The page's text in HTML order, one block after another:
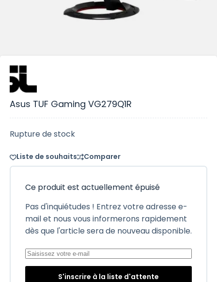
Asus TUF Gaming VG279Q1R
Rupture de stock
Liste de souhaits Comparer
Ce produit est actuellement épuisé
Pas d'inquiétudes ! Entrez votre adresse e-
mail et nous vous informerons rapidement
dès que l'article sera de nouveau disponible.
S'inscrire à la liste d'attente